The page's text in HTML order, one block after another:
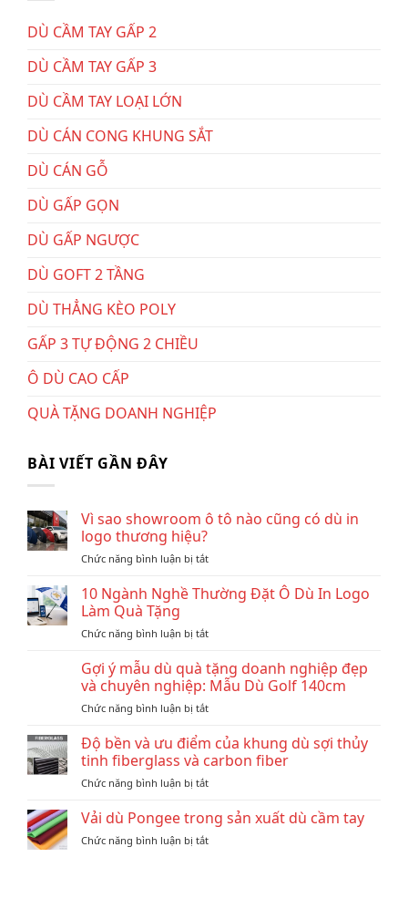
DÙ CẦM TAY GẤP 2
DÙ CẦM TAY GẤP 3
DÙ CẦM TAY LOẠI LỚN
DÙ CÁN CONG KHUNG SẮT
DÙ CÁN GỖ
DÙ GẤP GỌN
DÙ GẤP NGƯỢC
DÙ GOFT 2 TẦNG
DÙ THẲNG KÈO POLY
GẤP 3 TỰ ĐỘNG 2 CHIỀU
Ô DÙ CAO CẤP
QUÀ TẶNG DOANH NGHIỆP
BÀI VIẾT GẦN ĐÂY
Vì sao showroom ô tô nào cũng có dù in
logo thương hiệu?
Chức năng bình luận bị tắtở
sao
showroom
tô
cũng
có
in
thương
hiệu?
10 Ngành Nghề Thường Đặt Ô Dù In Logo
Làm Quà Tặng
Chức năng bình luận bị tắtở
Ngành
Nghề
Thường
Đặt
Dù
In
Làm
Tặng
Gợi ý mẫu dù quà tặng doanh nghiệp đẹp
và chuyên nghiệp: Mẫu Dù Golf 140cm
Chức năng bình luận bị tắtở
ý
mẫu
dù
quà
doanh
nghiệp
đẹp
Độ bền và ưu điểm của khung dù sợi thủy
tinh fiberglass và carbon fiber
Chức năng bình luận bị tắtở
bền
và
ưu
Vải dù Pongee trong sản xuất dù cầm tay
Chức năng bình luận bị tắtở